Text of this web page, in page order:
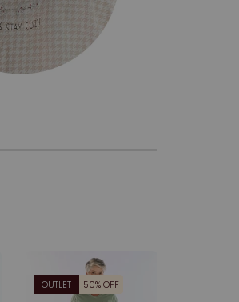
OUTLET 50% OFF